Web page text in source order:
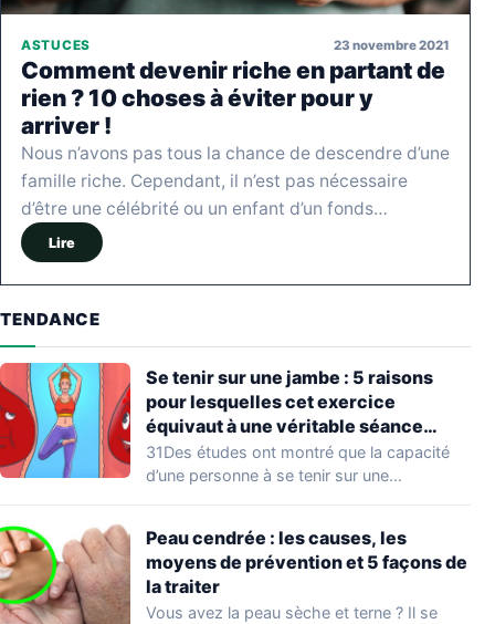
ASTUCES 23 novembre 2021
Comment devenir riche en partant de
rien ? 10 choses à éviter pour y
arriver !
Nous n’avons pas tous la chance de descendre d’une
famille riche. Cependant, il n’est pas nécessaire
d’être une célébrité ou un enfant d’un fonds…
Lire
TENDANCE
Se tenir sur une jambe : 5 raisons
pour lesquelles cet exercice
équivaut à une véritable séance
d’entraînement
31Des études ont montré que la capacité
d’une personne à se tenir sur une…
Peau cendrée : les causes, les
moyens de prévention et 5 façons de
la traiter
Vous avez la peau sèche et terne ? Il se